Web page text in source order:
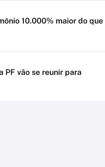
10.000% maior do que
PF vão se reunir para